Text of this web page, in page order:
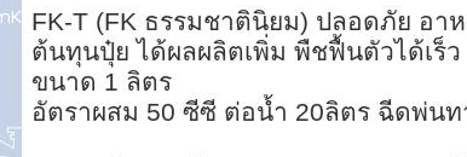
FK-T (FK ธรรมชาตินิยม) ปลอดภัย อา
ต้นทุนปุ๋ย ได้ผลผลิตเพิ่ม พืชฟื้นตัวได้เร็ว
ขนาด 1 ลิตร
อัตราผสม 50 ซีซี ต่อน้ำ 20ลิตร ฉีดพ่นท